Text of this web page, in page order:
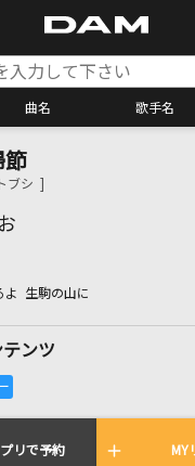
曲名 歌手名
タイムで歌われている曲の
節
ブシ ]
よ 生駒の山に
ンツ
リで予約 MY